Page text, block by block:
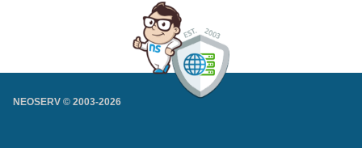
NEOSERV © 2003-2026